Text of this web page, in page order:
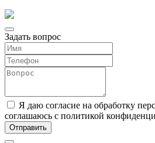
Задать вопрос
Я даю согласие на обработку
соглашаюсь с политикой